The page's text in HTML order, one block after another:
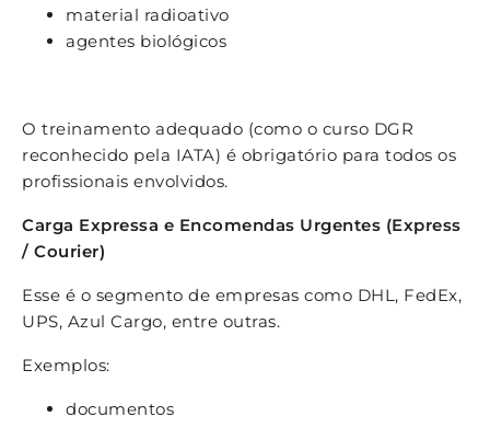
material radioativo
agentes biológicos
O treinamento adequado (como o curso DGR
reconhecido pela IATA) é obrigatório para todos os
profissionais envolvidos.
Carga Expressa e Encomendas Urgentes (Express
/ Courier)
Esse é o segmento de empresas como DHL, FedEx,
UPS, Azul Cargo, entre outras.
Exemplos:
documentos